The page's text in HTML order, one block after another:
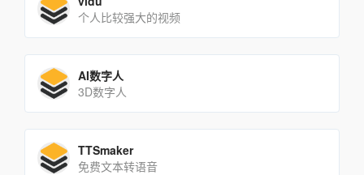
个人比较强大的视频
AI数字人
3D数字人
TTSmaker
免费文本转语音